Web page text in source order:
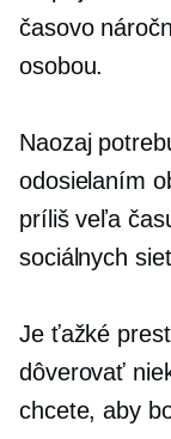
časovo
osobou.
Naozaj
odosielaním
príliš veľa
sociálnych
Je ťažké
dôverovať
chcete, aby